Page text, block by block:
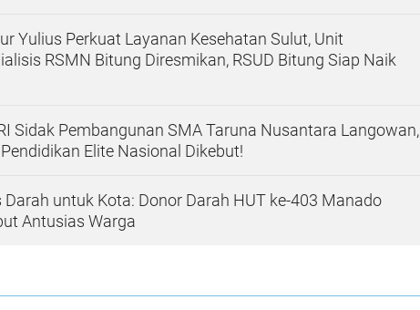
Yulius Perkuat Layanan Kesehatan Sulut, Unit
RSMN Bitung Diresmikan, RSUD Bitung Siap Naik
Sidak Pembangunan SMA Taruna Nusantara Langowan,
Elite Nasional Dikebut!
Darah untuk Kota: Donor Darah HUT ke-403 Manado
Antusias Warga